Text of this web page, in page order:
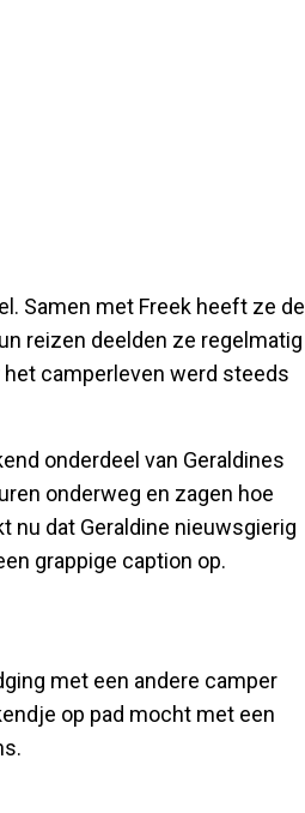
Samen met Freek heeft ze de
reizen deelden ze regelmatig
camperleven werd steeds
onderdeel van Geraldines
onderweg en zagen hoe
nu dat Geraldine nieuwsgierig
grappige caption op.
met een andere camper
op pad mocht met een